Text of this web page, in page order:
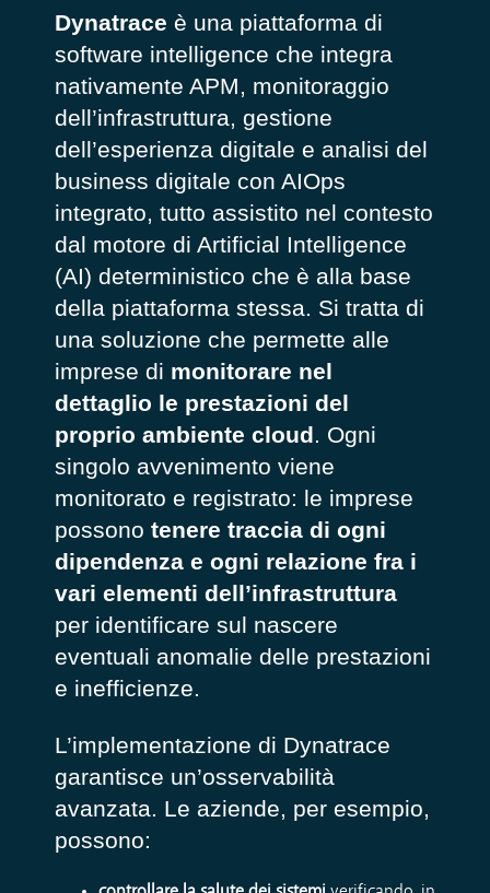
Dynatrace è una piattaforma di
software intelligence che integra
nativamente APM, monitoraggio
dell’infrastruttura, gestione
dell’esperienza digitale e analisi del
business digitale con AIOps
integrato, tutto assistito nel contesto
dal motore di Artificial Intelligence
(AI) deterministico che è alla base
della piattaforma stessa. Si tratta di
una soluzione che permette alle
imprese di monitorare nel
dettaglio le prestazioni del
proprio ambiente cloud. Ogni
singolo avvenimento viene
monitorato e registrato: le imprese
possono tenere traccia di ogni
dipendenza e ogni relazione fra i
vari elementi dell’infrastruttura
per identificare sul nascere
eventuali anomalie delle prestazioni
e inefficienze.
L’implementazione di Dynatrace
garantisce un’osservabilità
avanzata. Le aziende, per esempio,
possono: